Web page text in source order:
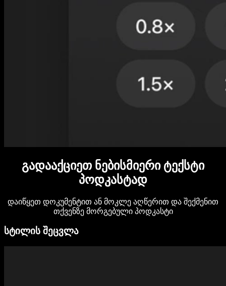
გადააქციეთ ნებისმიერი ტექსტი
პოდკასტად
დაიწყეთ დოკუმენტით ან მოკლე აღწერით და შექმენით
თქვენზე მორგებული პოდკასტი
სტილის შეცვლა